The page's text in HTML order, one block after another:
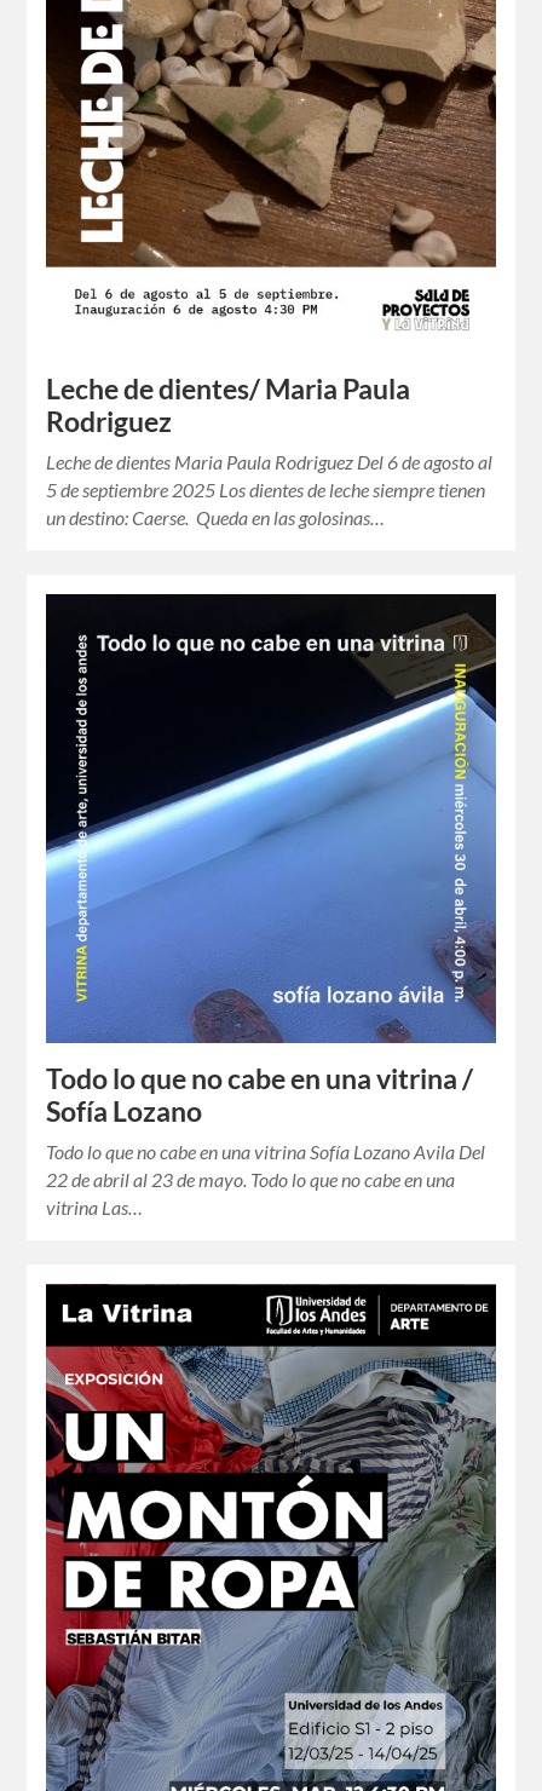
Leche de dientes/ Maria Paula
Rodriguez
Leche de dientes Maria Paula Rodriguez Del 6 de agosto al
5 de septiembre 2025 Los dientes de leche siempre tienen
un destino: Caerse. Queda en las golosinas…
Todo lo que no cabe en una vitrina /
Sofía Lozano
Todo lo que no cabe en una vitrina Sofía Lozano Avila Del
22 de abril al 23 de mayo. Todo lo que no cabe en una
vitrina Las…